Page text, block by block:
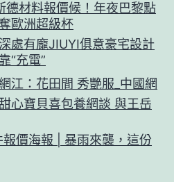
德材料報價候！年夜巴黎點
歐洲超級杯
處有龐JIUYI俱意豪宅設計
“充電”
江：花田間 秀艷服_中國網
心寶貝喜包養網談 與王岳
價海報 | 暴雨來襲，這份